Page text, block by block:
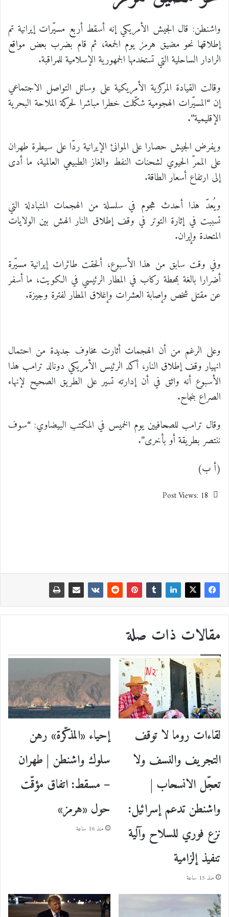
واشنطن: قال الجيش الأمريكي إنه أسقط أربع مسيّرات إيرانية تم
إطلاقها نحو مضيق هرمز يوم الجمعة، ثم قام بضرب بعض مواقع
الرادار الساحلية التي تستخدمها الجمهورية الإسلامية للمراقبة.
وقالت القيادة المركزية الأمريكية على وسائل التواصل الاجتماعي
إن “المسيّرات الهجومية شكّلت خطرا مباشرا لحركة الملاحة البحرية
الإقليمية”.
ويفرض الجيش حصارا على الموانئ الإيرانية ردّا على سيطرة طهران
على الممرّ الحيوي لشحنات النفط والغاز الطبيعي العالمية، ما أدى
إلى ارتفاع أسعار الطاقة.
ويُعدّ هذا أحدث هجوم في سلسلة من الهجمات المتبادلة التي
تسببت في إثارة التوتر في وقف إطلاق النار الهش بين الولايات
المتحدة وإيران.
وفي وقت سابق من هذا الأسبوع، ألحقت طائرات إيرانية مسيّرة
أضرارا بالغة بمحطة ركاب في المطار الرئيسي في الكويت، ما أسفر
عن مقتل شخص وإصابة العشرات وإغلاق المطار لفترة وجيزة.
وعلى الرغم من أن الهجمات أثارت مخاوف جديدة من احتمال
انهيار وقف إطلاق النار، أكد الرئيس الأمريكي دونالد ترامب هذا
الأسبوع أنه واثق في أن إدارته تسير على الطريق الصحيح لإنهاء
الصراع بنجاح.
وقال ترامب للصحافيين يوم الخميس في المكتب البيضاوي: “سوف
ننتصر بطريقة أو بأخرى”.
(أ ب)
Post Views: 18
مقالات ذات صلة
لقاءات روما لا توقف
التجريف والنسف ولا
تعجّل الانسحاب |
واشنطن تدعم إسرائيل:
نزع فوري للسلاح وآلية
تنفيذ إلزامية
منذ 15 ساعة
إحياء «المذكّرة» رهن
سلوك واشنطن | طهران
– مسقط: اتفاق مؤقّت
حول «هرمز»
منذ 16 ساعة